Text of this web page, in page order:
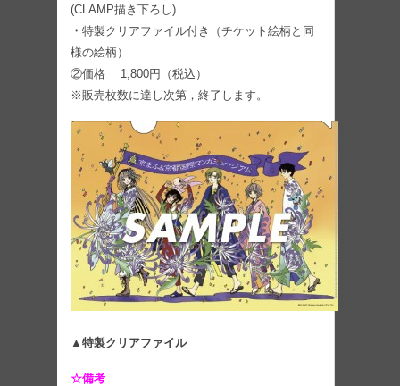
(CLAMP描き下ろし)
・特製クリアファイル付き（チケット絵柄と同
様の絵柄）
②価格 1,800円（税込）
※販売枚数に達し次第，終了します。
▲特製クリアファイル
☆備考